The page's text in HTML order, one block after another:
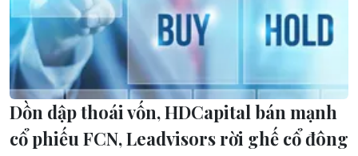
Dồn dập thoái vốn, HDCapital bán mạnh
cổ phiếu FCN, Leadvisors rời ghế cổ đông